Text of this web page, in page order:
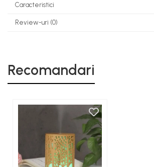
Caracteristici
Review-uri (0)
Recomandari